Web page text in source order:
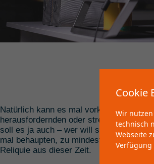
Natürlich kann es mal vorkommen,
herausfordernden oder stressigen
soll es ja auch – wer will schon auf der
mal behaupten, zu mindestens 90%
Reliquie aus dieser Zeit.
Cookie
Wir
technisch
Webseite
Verfügung